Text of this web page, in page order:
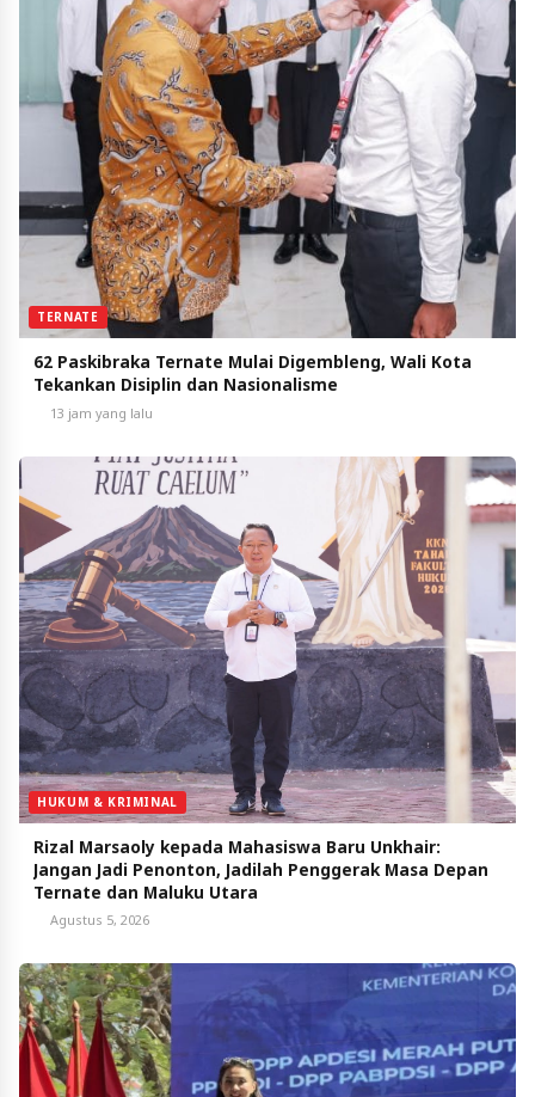
TERNATE
62 Paskibraka Ternate Mulai Digembleng, Wali Kota
Tekankan Disiplin dan Nasionalisme
13 jam yang lalu
HUKUM & KRIMINAL
Rizal Marsaoly kepada Mahasiswa Baru Unkhair:
Jangan Jadi Penonton, Jadilah Penggerak Masa Depan
Ternate dan Maluku Utara
Agustus 5, 2026